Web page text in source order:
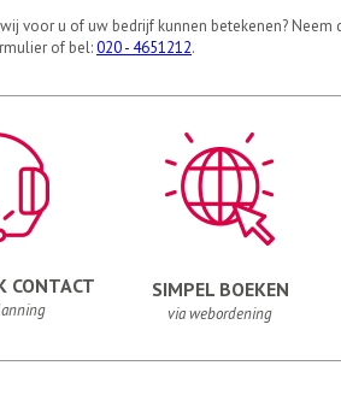
voor u of uw bedrijf kunnen betekenen?
of bel:020 - 4651212.
CONTACT SIMPEL BOEKEN
via webordening